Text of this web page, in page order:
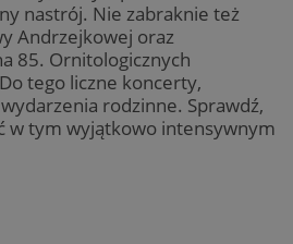
nastrój. Nie zabraknie też
Andrzejkowej oraz
85. Ornitologicznych
tego liczne koncerty,
rodzinne. Sprawdź,
w tym wyjątkowo intensywnym